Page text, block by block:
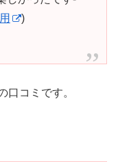
)
口コミです。